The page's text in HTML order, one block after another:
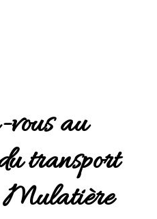
au
transport
Mulatière